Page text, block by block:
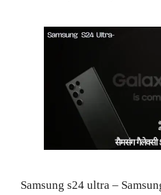
Samsung s24 ultra –